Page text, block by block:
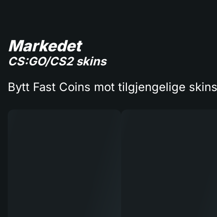
Markedet
CS:GO/CS2 skins
Bytt Fast Coins mot tilgjengelige skins